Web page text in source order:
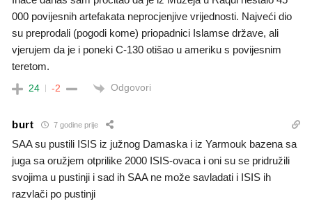
000 povijesnih artefakata neprocjenjive vrijednosti. Najveći dio
su preprodali (pogodi kome) priopadnici Islamse države, ali
vjerujem da je i poneki C-130 otišao u ameriku s povijesnim
teretom.
24 -2 Odgovori
burt 7 godine prije
SAA su pustili ISIS iz južnog Damaska i iz Yarmouk bazena sa
juga sa oružjem otprilike 2000 ISIS-ovaca i oni su se pridružili
svojima u pustinji i sad ih SAA ne može savladati i ISIS ih
razvlači po pustinji